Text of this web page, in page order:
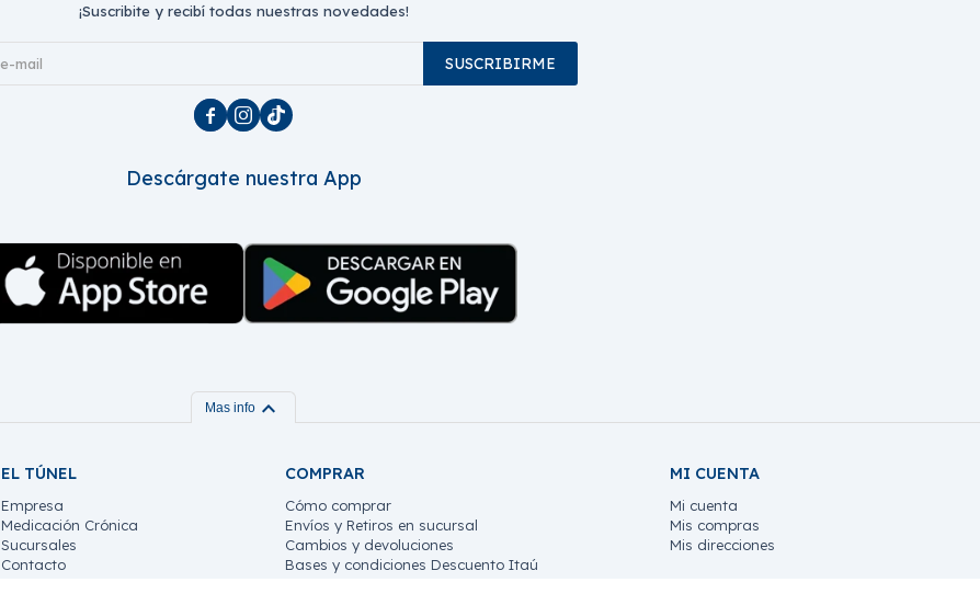
¡Suscribite y recibí todas nuestras novedades!
SUSCRIBIRME
  
Descárgate nuestra App
Mas info expand_more
EL TÚNEL
Empresa
Medicación Crónica
Sucursales
Contacto
COMPRAR
Cómo comprar
Envíos y Retiros en sucursal
Cambios y devoluciones
Bases y condiciones Descuento Itaú
MI CUENTA
Mi cuenta
Mis compras
Mis direcciones